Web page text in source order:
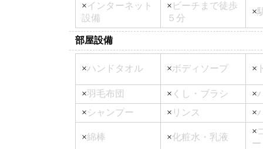
×インターネット
設備
× ビーチまで徒歩
５分
×
部屋設備
×ハンドタオル ×ボディソープ ×
×羽毛布団 × くし・ブラシ ×
×シャンプー × リンス ×
×綿棒 ×化粧水・乳液
×
ー